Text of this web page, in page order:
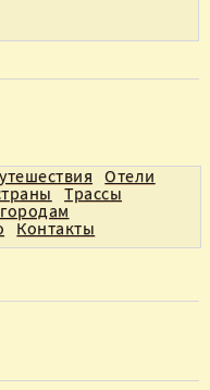
Отели
Трассы
Контакты